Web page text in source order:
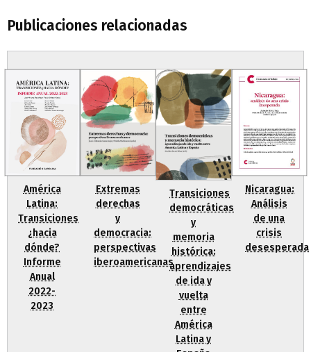
Publicaciones relacionadas
América
Latina:
Transiciones
¿hacia
dónde?
Informe
Anual
2022-
2023
Extremas
derechas
y
democracia:
perspectivas
iberoamericanas
Transiciones
democráticas
y
memoria
histórica:
aprendizajes
de ida y
vuelta
entre
América
Latina y
Nicaragua:
Análisis
de una
crisis
desesperada